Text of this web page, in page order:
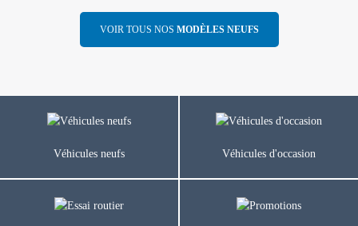
VOIR TOUS NOS MODÈLES NEUFS
Véhicules neufs Véhicules d'occasion